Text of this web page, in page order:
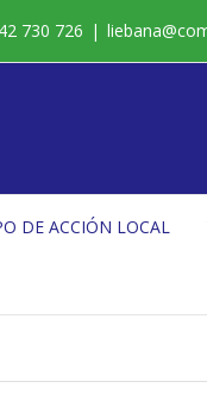
730 726 |
DE ACCIÓN LOCAL